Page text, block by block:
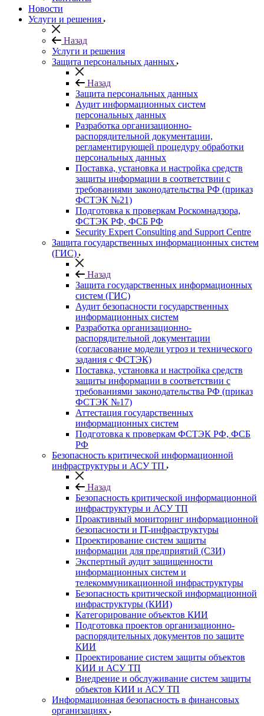
Новости
Услуги и решения
Назад
Услуги и решения
Защита персональных данных
Назад
Защита персональных данных
Аудит информационных систем
персональных данных
Разработка организационно-
распорядительной документации,
регламентирующей процедуру обработки
персональных данных
Поставка, установка и настройка средств
защиты информации в соответствии с
требованиями законодательства РФ (приказ
ФСТЭК №21)
Подготовка к проверкам Роскомнадзора,
ФСТЭК РФ, ФСБ РФ
Security Expert Consulting and Support Centre
Защита государственных информационных систем
(ГИС)
Назад
Защита государственных информационных
систем (ГИС)
Аудит безопасности государственных
информационных систем
Разработка организационно-
распорядительной документации
(согласование модели угроз и технического
задания с ФСТЭК)
Поставка, установка и настройка средств
защиты информации в соответствии с
требованиями законодательства РФ (приказ
ФСТЭК №17)
Аттестация государственных
информационных систем
Подготовка к проверкам ФСТЭК РФ, ФСБ
РФ
Безопасность критической информационной
инфраструктуры и АСУ ТП
Назад
Безопасность критической информационной
инфраструктуры и АСУ ТП
Проактивный мониторинг информационной
безопасности и IT-инфраструктуры
Проектирование систем защиты
информации для предприятий (СЗИ)
Экспертный аудит защищенности
информационных систем и
телекоммуникационной инфраструктуры
Безопасность критической информационной
инфраструктуры (КИИ)
Категорирование объектов КИИ
Подготовка проектов организационно-
распорядительных документов по защите
КИИ
Проектирование систем защиты объектов
КИИ и АСУ ТП
Внедрение и обслуживание систем защиты
объектов КИИ и АСУ ТП
Информационная безопасность в финансовых
организациях